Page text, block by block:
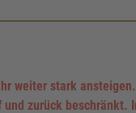
weiter stark
zurück beschränkt.